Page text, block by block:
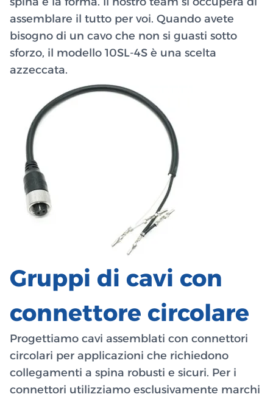
assemblare il tutto per voi. Quando avete
bisogno di un cavo che non si guasti sotto
sforzo, il modello 10SL-4S è una scelta
azzeccata.
Gruppi di cavi con
connettore circolare
Progettiamo cavi assemblati con connettori
circolari per applicazioni che richiedono
collegamenti a spina robusti e sicuri. Per i
connettori utilizziamo esclusivamente marchi